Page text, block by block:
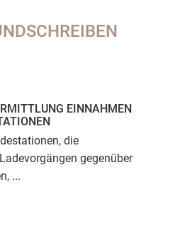
EINNAHMEN
die
gegenüber
...